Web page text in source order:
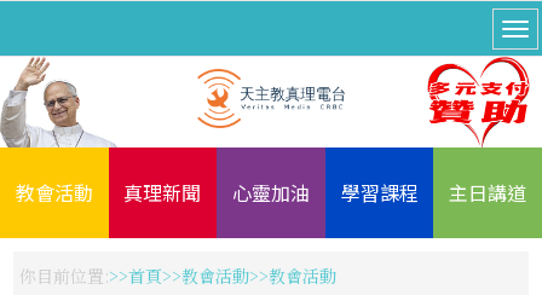
教會活動 真理新聞 心靈加油 學習課程 主日講道
你目前位置: 首頁 教會活動
教會活動